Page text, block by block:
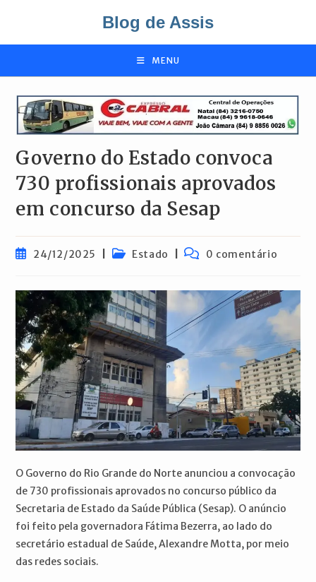
o
Blog de Assis
MENU
Governo do Estado convoca
730 profissionais aprovados
em concurso da Sesap
Post24/12/2025
Categoria
Estado
Comentários
0 comentário
O Governo do Rio Grande do Norte anunciou a convocação
de 730 profissionais aprovados no concurso público da
Secretaria de Estado da Saúde Pública (Sesap). O anúncio
foi feito pela governadora Fátima Bezerra, ao lado do
secretário estadual de Saúde, Alexandre Motta, por meio
das redes sociais.